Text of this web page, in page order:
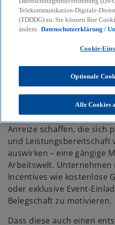
Share
w
i
r
n
e
u
R
g
i
s
t
e
r
a
t
g
ö
n
w
i
r
n
e
n
r
e
u
e
n
R
g
i
t
r
a
t
e
g
ö
n
w
i
r
n
e
n
r
e
u
n
R
g
i
s
t
e
r
a
r
t
g
ö
n
KPMG Themen
Business
Nachhaltige Incentives in
Anreize schaffen, die sich
und Leistungsbereitschaft
auswirken – eine gängige
Arbeitswelt. Unternehmen
Incentives wie kostenlose
oder exklusive Event-
Belegschaft zu motivieren.
Dass diese auch einen
Telekommunikation-Digitale-
(TDDDG) zu. Sie können Ihre
ändern. Datenschutzerklärung /
Cookie-
Optionale
Alle Cookies